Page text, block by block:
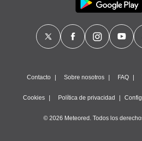
Contacto Sobre nosotros FAQ
Cookies Política de privacidad
© 2026 Meteored. Todos los